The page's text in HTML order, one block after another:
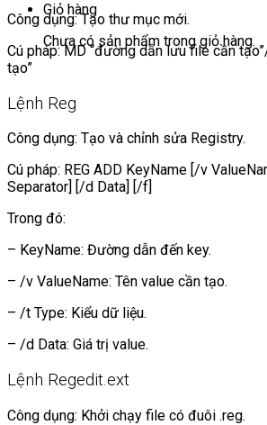
Giỏ hàng
Chưa có sản phẩm trong giỏ hàng.
Công dụng: Tạo thư mục mới.
Cú pháp: MD “đường dẫn lưu file cần
tạo”
Lệnh Reg
Công dụng: Tạo và chỉnh sửa Registry.
Cú pháp: REG ADD KeyName [/v
Separator] [/d Data] [/f]
Trong đó:
– KeyName: Đường dẫn đến key.
– /v ValueName: Tên value cần tạo.
– /t Type: Kiểu dữ liệu.
– /d Data: Giá trị value.
Lệnh Regedit.ext
Công dụng: Khởi chạy file có đuôi .reg.